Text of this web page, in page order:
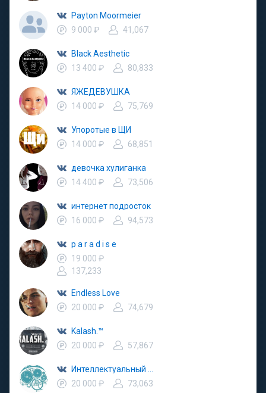
Payton Moormeier
9 000 ₽
41,067
Black Aesthetic
13 400 ₽
80,833
ЯЖЕДЕВУШКА
14 000 ₽
75,769
Упоротые в ЩИ
14 000 ₽
68,851
девочка хулиганка
14 400 ₽
73,506
интернет подросток
16 000 ₽
94,573
p a r a d i s e
19 000 ₽
137,233
Endless Love
20 000 ₽
74,679
Kalash.™
20 000 ₽
57,867
20 000 ₽
73,063